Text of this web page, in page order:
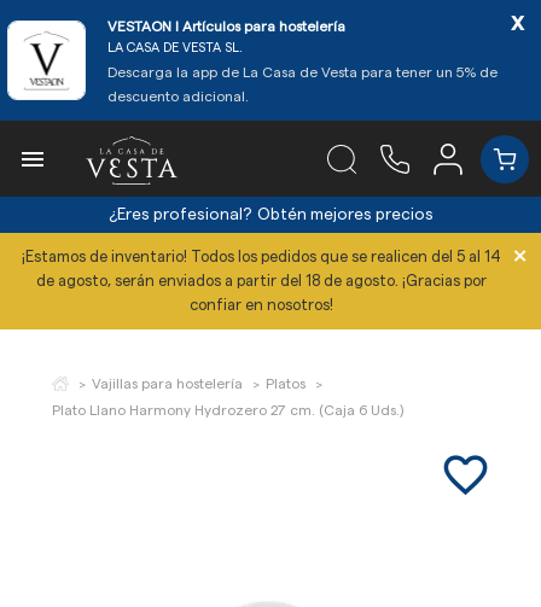
VESTAON l Artículos para hostelería
LA CASA DE VESTA SL.
Descarga la app de La Casa de Vesta para tener un 5% de
descuento adicional.
x

¿Eres profesional? Obtén mejores precios
¡Estamos de inventario! Todos los pedidos que se realicen del 5 al 14
de agosto, serán enviados a partir del 18 de agosto. ¡Gracias por
confiar en nosotros!
×
Vajillas para hostelería
Platos
Plato Llano Harmony Hydrozero 27 cm. (Caja 6 Uds.)
favorite_border